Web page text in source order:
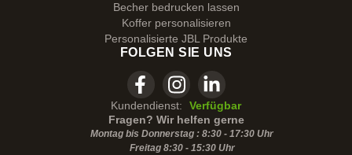
Becher bedrucken lassen
Koffer personalisieren
Personalisierte JBL Produkte
FOLGEN SIE UNS
Kundendienst:
Verfügbar
Fragen? Wir helfen gerne
Montag bis Donnerstag : 8:30 - 17:30 Uhr
Freitag 8:30 - 15:30Uhr